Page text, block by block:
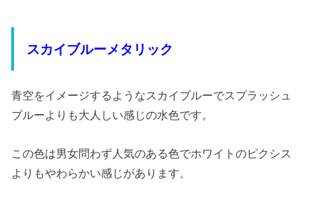
スカイブルーメタリック
青空をイメージするようなスカイブルーでスプラッシュ
ブルーよりも大人しい感じの水色です。
この色は男女問わず人気のある色でホワイトのピクシス
よりもやわらかい感じがあります。